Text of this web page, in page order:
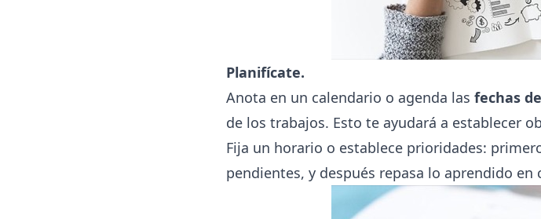
Planifícate.
Anota en un calendario o agenda las fechas
de los trabajos. Esto te ayudará a establecer
Fija un horario o establece prioridades:
pendientes, y después repasa lo aprendido en